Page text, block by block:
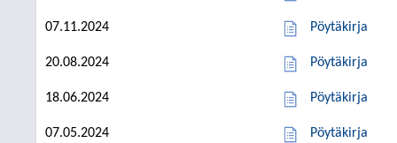
07.11.2024 Pöytäkirja
20.08.2024 Pöytäkirja
18.06.2024 Pöytäkirja
07.05.2024 Pöytäkirja